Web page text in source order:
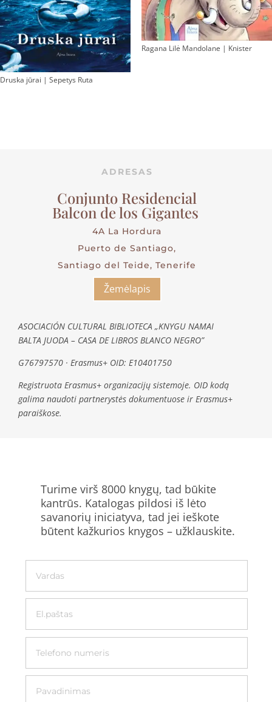
Druska jūrai | Sepetys Ruta
Ragana Lilė Mandolane | Knister
ADRESAS
Conjunto Residencial
Balcon de los Gigantes
4A La Hordura
Puerto de Santiago,
Santiago del Teide, Tenerife
Žemėlapis
ASOCIACIÓN CULTURAL BIBLIOTECA „KNYGU NAMAI
BALTA JUODA – CASA DE LIBROS BLANCO NEGRO”
G76797570 · Erasmus+ OID: E10401750
Registruota Erasmus+ organizacijų sistemoje. OID kodą
galima naudoti partnerystės dokumentuose ir Erasmus+
paraiškose.
Turime virš 8000 knygų, tad būkite
kantrūs. Katalogas pildosi iš lėto
savanorių iniciatyva, tad jei ieškote
būtent kažkurios knygos – užklauskite.